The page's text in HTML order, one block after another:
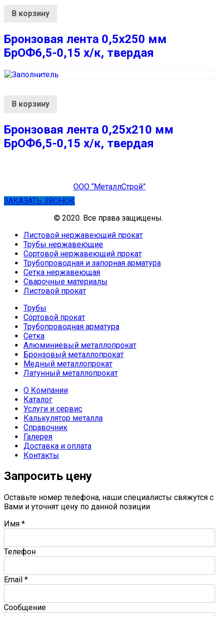
В корзину
Бронзовая лента 0,5х250 мм
БрОФ6,5-0,15 х/к, твердая
В корзину
Бронзовая лента 0,25х210 мм
БрОФ6,5-0,15 х/к, твердая
ООО “МеталлСтрой”
ЗАКАЗАТЬ ЗВОНОК
© 2020. Все права защищены.
Листовой нержавеющий прокат
Трубы нержавеющие
Сортовой нержавеющий прокат
Трубопроводная и запорная арматура
Сетка нержавеющая
Сварочные материалы
Листовой прокат
Трубы
Сортовой прокат
Трубопроводная арматура
Сетка
Алюминиевый металлопрокат
Бронзовый металлопрокат
Медный металлопрокат
Латунный металлопрокат
О Компании
Каталог
Услуги и сервис
Калькулятор металла
Справочник
Галерея
Доставка и оплата
Контакты
Запросить цену
Оставьте номер телефона, наши специалисты свяжутся с
Вами и уточнят цену по данной позиции
Имя *
Телефон
Email *
Сообщение